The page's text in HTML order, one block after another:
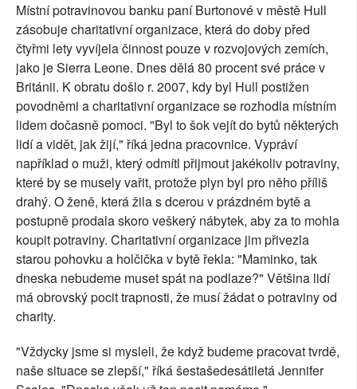
Místní potravinovou banku paní Burtonové v městě Hull
zásobuje charitativní organizace, která do doby před
čtyřmi lety vyvíjela činnost pouze v rozvojových zemích,
jako je Sierra Leone. Dnes dělá 80 procent své práce v
Británii. K obratu došlo r. 2007, kdy byl Hull postižen
povodněmi a charitativní organizace se rozhodla místním
lidem dočasně pomoci. "Byl to šok vejít do bytů některých
lidí a vidět, jak žijí," říká jedna pracovnice. Vypráví
například o muži, který odmítl přijmout jakékoliv potraviny,
které by se musely vařit, protože plyn byl pro něho příliš
drahý. O ženě, která žila s dcerou v prázdném bytě a
postupně prodala skoro veškerý nábytek, aby za to mohla
koupit potraviny. Charitativní organizace jim přivezla
starou pohovku a holčička v bytě řekla: "Maminko, tak
dneska nebudeme muset spát na podlaze?" Většina lidí
má obrovský pocit trapnosti, že musí žádat o potraviny od
charity.
"Vždycky jsme si mysleli, že když budeme pracovat tvrdě,
naše situace se zlepší," říká šestašedesátiletá Jennifer